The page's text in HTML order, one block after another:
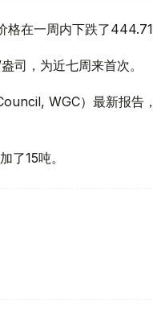
在一周内下跌了444.71
司，为近七周来首次。
WGC）最新报告
了15吨。